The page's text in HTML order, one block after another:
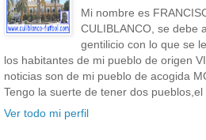
Mi nombre es
CULIBLANCO, se debe
gentilicio con lo que se
los habitantes de mi pueblo de origen
noticias son de mi pueblo de acogida
Tengo la suerte de tener dos pueblos,el
Ver todo mi perfil